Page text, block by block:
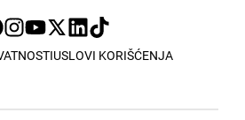
USLOVI KORIŠĆENJA